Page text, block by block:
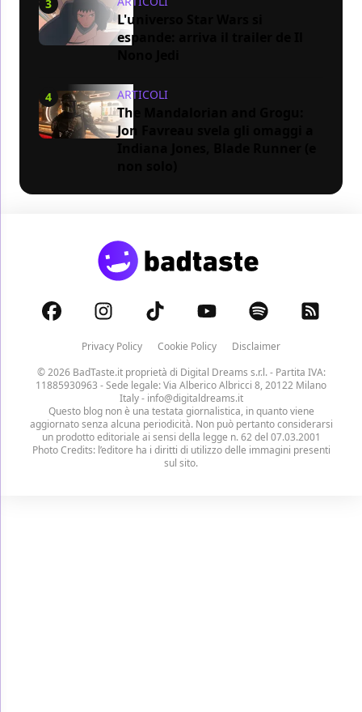
3
L'universo Star Wars si
espande: arriva il trailer de Il
4 ARTICOLI
The Mandalorian and Grogu:
Jon Favreau svela gli omaggi a
Privacy Policy Cookie Policy
Disclaimer
© 2026 BadTaste.it proprietà di Digital Dreams s.r.l.- Partita IVA:
11885930963 - Sede legale: Via Alberico Albricci 8, 20122 Milano
Italy - info@digitaldreams.it
Questo blog non è una testata giornalistica, in quanto viene
aggiornato senza alcuna periodicità. Non può pertanto considerarsi
un prodotto editoriale ai sensi della legge n. 62 del 07.03.2001
Photo Credits: l’editore ha i diritti di utilizzo delle immagini presenti
sul sito.